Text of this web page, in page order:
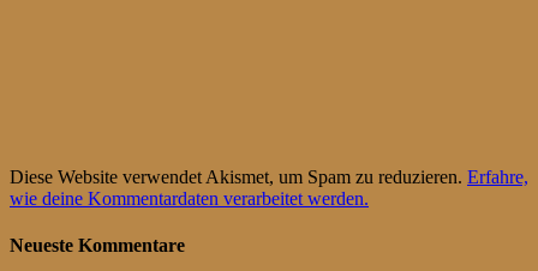
Diese Website verwendet Akismet, um Spam zu reduzieren. Erfahre,
wie deine Kommentardaten verarbeitet werden.
Neueste Kommentare